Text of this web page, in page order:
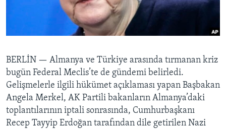
Diller
BERLİN — Almanya ve Türkiye arasında tırmanan kriz
bugün Federal Meclis’te de gündemi belirledi.
Gelişmelerle ilgili hükümet açıklaması yapan Başbakan
Angela Merkel, AK Partili bakanların Almanya’daki
toplantılarının iptali sonrasında, Cumhurbaşkanı
Recep Tayyip Erdoğan tarafından dile getirilen Nazi